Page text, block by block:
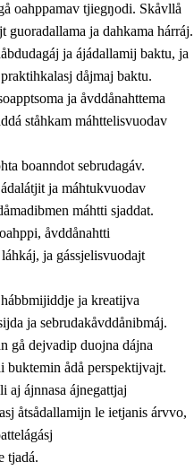
moattevuohta
diedulasjvuohta
ja diehtemvájnogisvuohta
oahppamav tjiegŋodi. Skåvllå
guoradallama ja dahkama hárráj.
ja ájádallamij baktu, ja
dåjmaj baktu.
ja åvddånahttema
ståhkam máhttelisvuodav
boanndot sebrudagáv.
ja máhtukvuodav
máhtti sjaddat.
åvddånahtti
ja gássjelisvuodajt
ja kreatijva
ja sebrudakåvddånibmáj.
gå dejvadip duojna dájna
buktemin ådå perspektijvajt.
aj ájnnasa ájnegattjaj
åtsådallamijn le ietjanis árvvo,
tjadá.